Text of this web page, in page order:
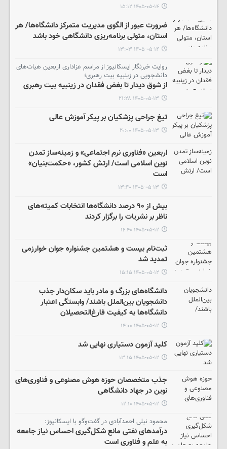
۱۴۰۵-۰۵-۱۴ ۱۵:۱۲
ضرورت عبور از الگوی مدیریت متمرکز دانشگاه‌ها/ هر
استان، متولی برنامه‌ریزی دانشگاهی خود باشد
۱۴۰۵-۰۵-۱۴ ۱۳:۰۳
روایت خبرنگار ایسکانیوز از مراسم عزاداری اربعین هیات‌های
دانشجویی در زینبیه بیت رهبری؛
از شوق دیدار تا بغض فقدان در زینبیه بیت رهبری
۱۴۰۵-۰۵-۱۳ ۲۱:۲۸
تیغ جراحی پزشکیان بر پیکر آموزش عالی
۱۴۰۵-۰۵-۱۳ ۲۰:۰۰
اربعین «فناوری نرم اجتماعی» و زمینه‌ساز تمدن
نوین اسلامی است/ ارتش کشور، «حکمت‌بنیان»
است
۱۴۰۵-۰۵-۱۳ ۱۳:۴۰
بیش از ۹۰ درصد دانشگاه‌ها انتخابات کمیته‌های
ناظر بر نشریات را برگزار کردند
۱۴۰۵-۰۵-۱۲ ۱۶:۴۰
ثبت‌نام بیست و هشتمین جشنواره جوان خوارزمی
تمدید شد
۱۴۰۵-۰۵-۱۲ ۱۵:۱۵
دانشگاه‌های بزرگ و مادر باید سکان‌دار جذب
دانشجویان بین‌الملل باشند/ وابستگی اعتبار
دانشگاه‌ها به کیفیت فارغ‌التحصیلان
۱۴۰۵-۰۵-۱۲ ۱۴:۰۰
کلید آزمون دستیاری نهایی شد
۱۴۰۵-۰۵-۱۲ ۱۳:۱۵
جذب متخصصان حوزه هوش مصنوعی و فناوری‌های
نوین در جهاد دانشگاهی
۱۴۰۵-۰۵-۱۲ ۱۲:۱۰
محمود نیلی احمدآبادی در گفت‌وگو با ایسکانیوز:
درآمدهای نفتی مانع شکل‌گیری احساس نیاز جامعه
به علم و فناوری است